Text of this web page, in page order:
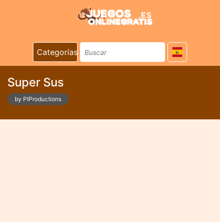
Categorías
Super Sus
by PIProductions